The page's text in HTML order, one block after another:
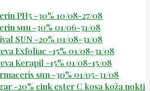
PH5 -30% 10/08-27/08
sun -30% 01/06-31/08
SUN -20% 01/08-31/08
Exfoliac -15% 01/08-31/08
Kerapil -15% 01/08-15/08
sun -30% 01/05-31/08
-20% cink ester C kosa koža nokti